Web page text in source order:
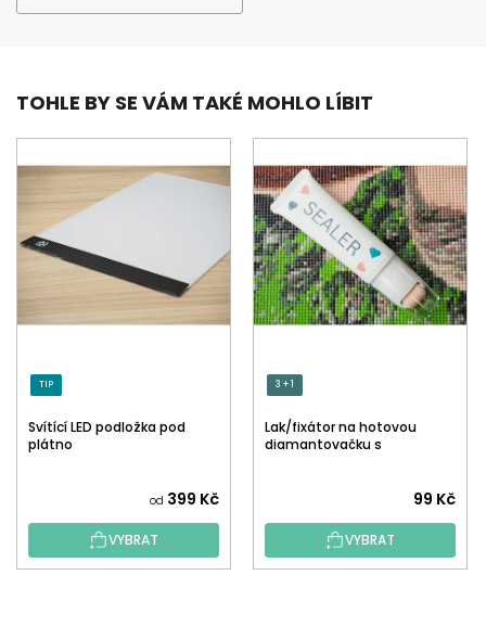
TOHLE BY SE VÁM TAKÉ MOHLO LÍBIT
TIP
Svítící LED podložka pod
plátno
od 399 Kč
VYBRAT
3 + 1
Lak/fixátor na hotovou
diamantovačku s
hodnocení
produktu
je
99 Kč
VYBRAT